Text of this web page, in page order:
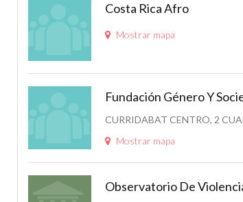
Costa Rica Afro
Mostrar mapa
Fundación Género Y
CURRIDABAT CENTRO, 2
Mostrar mapa
Observatorio De